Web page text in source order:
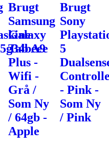
Brugt
Samsung
Galaxy
Tab A9
Plus -
Wifi -
Grå /
Som Ny
/ 64gb -
Apple
Brugt
Sony
5
- Pink -
Som Ny
/ Pink